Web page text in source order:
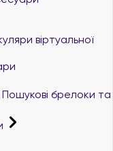
віртуальної
Пошукові брелоки та